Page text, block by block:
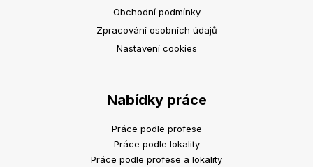
Obchodní podmínky
Zpracování osobních údajů
Nastavení cookies
Nabídky práce
Práce podle profese
Práce podle lokality
Práce podle profese a lokality